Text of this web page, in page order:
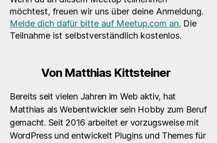
möchtest, freuen wir uns über deine Anmeldung.
Melde dich dafür bitte auf Meetup.com an. Die
Teilnahme ist selbstverständlich kostenlos.
Von Matthias Kittsteiner
Bereits seit vielen Jahren im Web aktiv, hat
Matthias als Webentwickler sein Hobby zum Beruf
gemacht. Seit 2016 arbeitet er vorzugsweise mit
WordPress und entwickelt Plugins und Themes für